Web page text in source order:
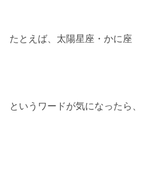
たとえば、太陽星座・かに座
というワードが気になったら、